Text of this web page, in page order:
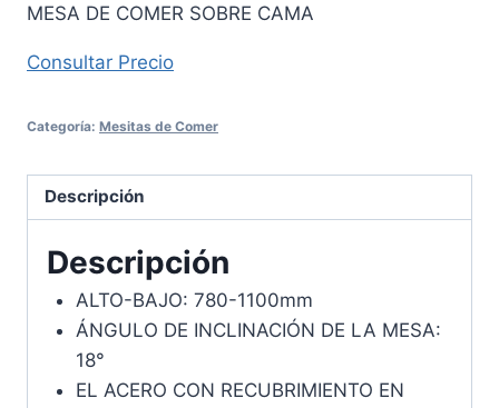
MESA DE COMER SOBRE CAMA
Consultar Precio
Categoría: Mesitas de Comer
Descripción
Descripción
ALTO-BAJO: 780-1100mm
ÁNGULO DE INCLINACIÓN DE LA MESA:
18°
EL ACERO CON RECUBRIMIENTO EN